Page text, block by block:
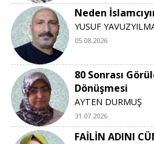
Neden
YUSUF
05.08.2026
80 Sonrası
Dönüşmesi
AYTEN DURMUŞ
31.07.2026
FAİLİN ADINI